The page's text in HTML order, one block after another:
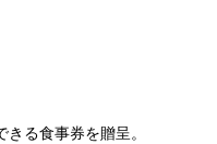
る食事券を贈呈。